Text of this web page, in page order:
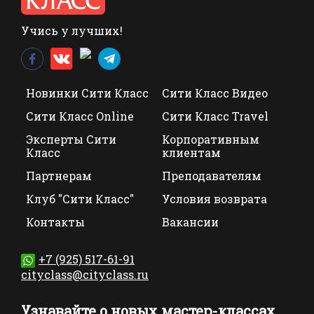
Учись у лучших!
Новинки Сити Класс
Сити Класс Видео
Сити Класс Online
Сити Класс Travel
Эксперты Сити
Класс
Корпоративным
клиентам
Партнерам
Преподавателям
Клуб "Сити Класс"
Условия возврата
Контакты
Вакансии
+7 (925) 517-61-91
cityclass@cityclass.ru
Узнавайте о новых мастер-классах